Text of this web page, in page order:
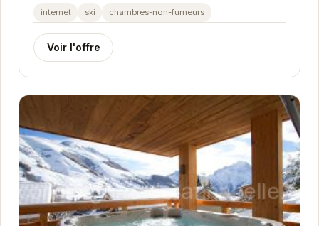
offre un accès direct aux pistes de ski...
internet ski chambres-non-fumeurs
Voir l'offre